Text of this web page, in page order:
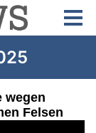
wegen
Felsen